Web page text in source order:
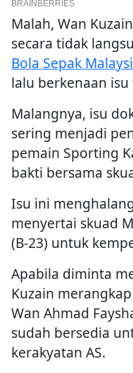
Malah, Wan
secara tidak
Bola Sepak
lalu berkenaan
Malangnya, isu
sering menjadi
pemain Sporting
bakti bersama
Isu ini
menyertai skuad
(B-23) untuk
Apabila diminta
Kuzain
Wan Ahmad
sudah bersedia
kerakyatan AS.